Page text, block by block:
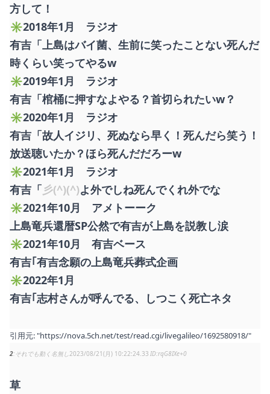
方して！
✳︎2018年1月 ラジオ
有吉「上島はバイ菌、生前に笑ったことない死んだ
時くらい笑ってやるw
✳︎2019年1月 ラジオ
有吉「棺桶に押すなよやる？首切られたいw？
✳︎2020年1月 ラジオ
有吉「故人イジリ、死ぬなら早く！死んだら笑う！
放送聴いたか？ほら死んだだろーw
✳︎2021年1月 ラジオ
有吉「彡(^)(^)よ外でしね死んでくれ外でな
✳︎2021年10月 アメトーーク
上島竜兵還暦SP公然で有吉が上島を説教し涙
✳︎2021年10月 有吉ベース
有吉｢有吉念願の上島竜兵葬式企画
✳︎2022年1月
有吉｢志村さんが呼んでる、しつこく死亡ネタ
引用元: "https://nova.5ch.net/test/read.cgi/livegalileo/1692580918/"
2 それでも動く名無し 2023/08/21(月) 10:22:24.33 rqG8IXe+0
草